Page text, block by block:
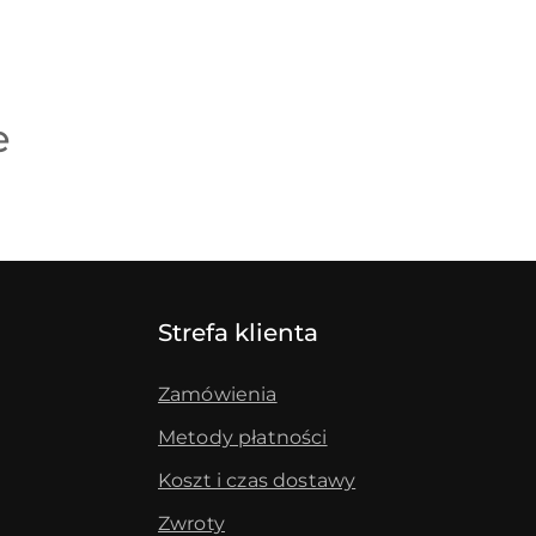
Strefa klienta
Zamówienia
Metody płatności
Koszt i czas dostawy
Zwroty